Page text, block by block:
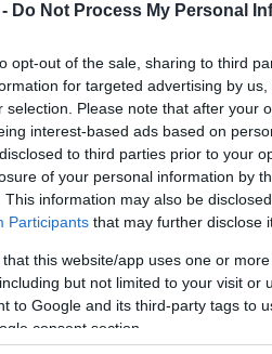
Do Not Process My Personal
opt-out of the sale, sharing to third
for targeted advertising by
selection. Please note that after your
interest-based ads based on
to third parties prior to your
of your personal information by
This information may also be
Participants that may further disclose
that this website/app uses one or
but not limited to your visit or
to Google and its third-party tags to
consent section.
Fotó: mafab.hu
a szerencsés újságírók,
hasonlították.
fel, mely nem
volt az FBI informátora,
sötét ügyletei felett.